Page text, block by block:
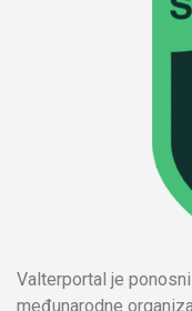
Valterportal je
međunarodne